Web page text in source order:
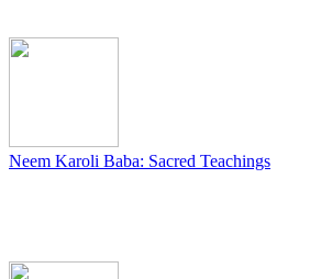
Neem Karoli Baba: Sacred Teachings